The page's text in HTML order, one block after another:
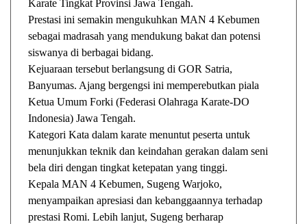
Karate Tingkat Provinsi Jawa Tengah.
Prestasi ini semakin mengukuhkan MAN 4 Kebumen
sebagai madrasah yang mendukung bakat dan potensi
siswanya di berbagai bidang.
Kejuaraan tersebut berlangsung di GOR Satria,
Banyumas. Ajang bergengsi ini memperebutkan piala
Ketua Umum Forki (Federasi Olahraga Karate-DO
Indonesia) Jawa Tengah.
Kategori Kata dalam karate menuntut peserta untuk
menunjukkan teknik dan keindahan gerakan dalam seni
bela diri dengan tingkat ketepatan yang tinggi.
Kepala MAN 4 Kebumen, Sugeng Warjoko,
menyampaikan apresiasi dan kebanggaannya terhadap
prestasi Romi. Lebih lanjut, Sugeng berharap